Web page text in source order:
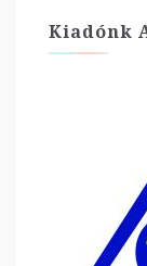
Kiadónk